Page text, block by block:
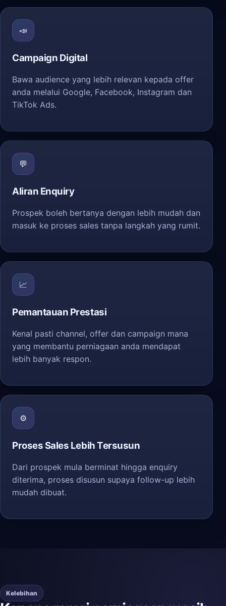
📣
Campaign Digital
Bawa audience yang lebih relevan kepada offer
anda melalui Google, Facebook, Instagram dan
TikTok Ads.
💬
Aliran Enquiry
Prospek boleh bertanya dengan lebih mudah dan
masuk ke proses sales tanpa langkah yang rumit.
📈
Pemantauan Prestasi
Kenal pasti channel, offer dan campaign mana
yang membantu perniagaan anda mendapat
lebih banyak respon.
⚙️
Proses Sales Lebih Tersusun
Dari prospek mula berminat hingga enquiry
diterima, proses disusun supaya follow-up lebih
mudah dibuat.
Kelebihan